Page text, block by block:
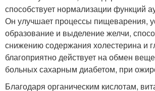
способствует нормализации функций
Он улучшает процессы пищеварения,
образование и выделение желчи,
снижению содержания холестерина и
благоприятно действует на обмен
больных сахарным диабетом, при
Благодаря органическим кислотам,